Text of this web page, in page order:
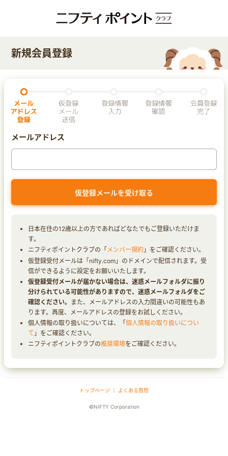
新規会員登録
メールアドレス
日本在住の12歳以上の方であればどなたでもご登録いただけま
す。
ニフティポイントクラブの「 メンバー規約 」をご確認ください。
仮登録受付メールは「nifty.com」のドメインで配信されます。受
信ができるように設定をお願いいたします。
仮登録受付メールが届かない場合は、迷惑メールフォルダに振り
分けられている可能性がありますので、迷惑メールフォルダをご
確認ください。 また、メールアドレスの入力間違いの可能性もあ
ります。再度、メールアドレスの登録をお試しください。
個人情報の取り扱いについては、「個人情報の取り扱いについ
て 」をご確認ください。
ニフティポイントクラブの推奨環境をご確認ください。
トップページ よくある質問
©NIFTY Corporation